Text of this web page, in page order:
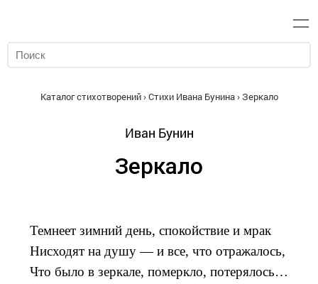
Каталог стихотворений›Стихи Ивана Бунина› Зеркало
Иван Бунин
Зеркало
Темнеет зимний день, спокойствие и мрак
Нисходят на душу — и все, что отражалось,
Что было в зеркале, померкло, потерялось…